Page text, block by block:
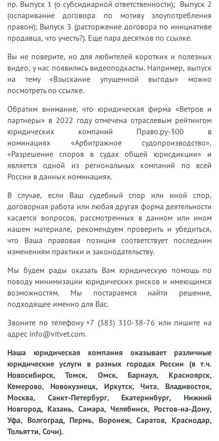
пр. Выпуск 1 (о субсидиарной ответственности); Выпуск 2
(оспаривание договора по мотиву злоупотребления
правом); Выпуск 3 (расторжение договора по инициативе
продавца, что учесть?). Еще пара десятков по ссылке.
Вы не поверите, но для любителей коротких и полезных
видео, у нас появились видеоподкасты. Например, выпуск
на тему «Взыскание упущенной выгоды» можно
посмотреть по ссылке.
Обратим внимание, что юридическая фирма «Ветров и
партнеры» в 2022 году отмечена отраслевым рейтингом
юридических компаний Право.ру-300 в
номинациях «Арбитражное судопроизводство»,
«Разрешение споров в судах общей юрисдикции» и
является одной из региональных компаний по всей
России в данных номинациях.
В случае, если Ваш судебный спор или иной спор,
договорная работа или любая другая форма деятельности
касается вопросов, рассмотренных в данном или ином
нашем материале, рекомендуем проверить и убедиться,
что Ваша правовая позиция соответствует последним
изменениям практики и законодательству.
Мы будем рады оказать Вам юридическую помощь по
поводу минимизации юридических рисков и имеющимся
возможностям. Мы постараемся найти решение,
подходящее именно для Вас.
Звоните по телефону +7 (383) 310-38-76 или пишите на
адрес info@vitvet.com.
Наша юридическая компания оказывает различные
юридические услуги в разных городах России (в т.ч.
Новосибирск, Томск, Омск, Барнаул, Красноярск,
Кемерово, Новокузнецк, Иркутск, Чита, Владивосток,
Москва, Санкт-Петербург, Екатеринбург, Нижний
Новгород, Казань, Самара, Челябинск, Ростов-на-Дону,
Уфа, Волгоград, Пермь, Воронеж, Саратов, Краснодар,
Тольятти, Сочи).